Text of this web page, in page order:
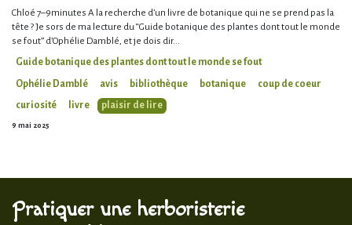
Chloé 7–9minutes A la recherche d’un livre de botanique qui ne se prend pas la
tête ? Je sors de ma lecture du “Guide botanique des plantes dont tout le monde
se fout” d’Ophélie Damblé, et je dois dir...
Guide botanique des plantes dont tout le monde se fout
Ophélie Damblé
avis bibliothèque botanique
coup de coeur
curiosité
livre plaisir de lire
9 mai 2025
Pratiquer une herboristerie